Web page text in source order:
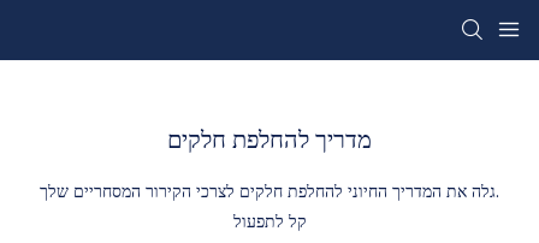
מדריך להחלפת חלקים
גלה את המדריך החיוני להחלפת חלקים לצרכי הקירור המסחריים שלך.
קל לתפעול